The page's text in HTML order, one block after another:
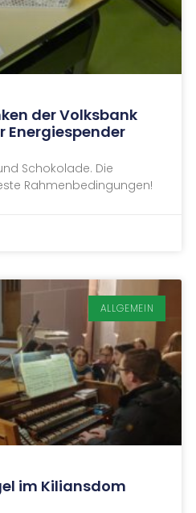
der Volksbank
Energiespender
Schokolade. Die
Rahmenbedingungen!
ALLGEMEIN
im Kiliansdom